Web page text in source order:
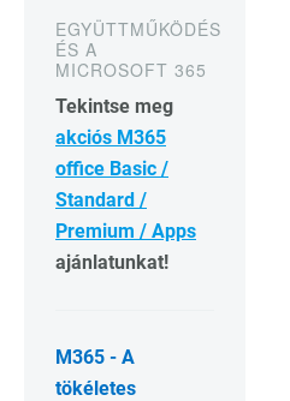
EGYÜTTMŰKÖDÉS
ÉS A
MICROSOFT 365
Tekintse meg
akciós M365
office Basic /
Standard /
Premium / Apps
ajánlatunkat!
M365 - A
tökéletes